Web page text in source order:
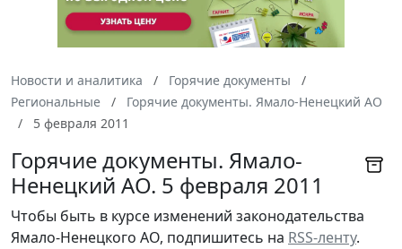
Новости и аналитика
Горячие документы
Региональные
Горячие документы. Ямало-Ненецкий АО
5 февраля 2011
Горячие документы. Ямало-
Ненецкий АО. 5 февраля 2011
Чтобы быть в курсе изменений законодательства
Ямало-Ненецкого АО, подпишитесь на RSS-ленту.